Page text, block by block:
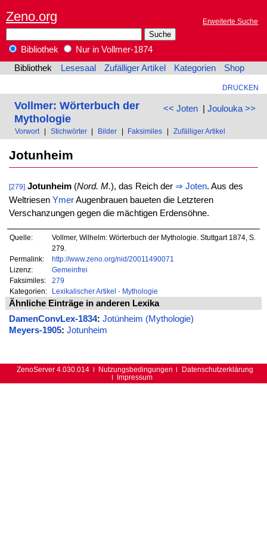
Zeno.org Erweiterte Suche
Bibliothek
Nur in Vollmer-1874
Bibliothek
Lesesaal Zufälliger Artikel Kategorien Shop
DRUCKEN
<< Joten| Joulouka >>
Vollmer: Wörterbuch der
Mythologie
Vorwort Stichwörter Bilder Faksimiles Zufälliger Artikel
Jotunheim
[279] Jotunheim(Nord. M.), das Reich der ⇒ Joten. Aus des
Weltriesen YmerAugenbrauen baueten die Letzteren
Verschanzungen gegen die mächtigen Erdensöhne.
Quelle:
Vollmer, Wilhelm: Wörterbuch der Mythologie. Stuttgart 1874, S.
279.
Permalink:
http://www.zeno.org/nid/20011490071
Lizenz:
Gemeinfrei
Faksimiles:
279
Kategorien:
Lexikalischer Artikel · Mythologie
Ähnliche Einträge in anderen Lexika
DamenConvLex-1834: Jotünheim (Mythologie)
Meyers-1905: Jotunheim
ZenoServer 4.030.014 Nutzungsbedingungen
Datenschutzerklärung
Impressum